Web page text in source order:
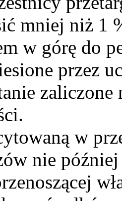
mniej niż 1
w górę do
przez
zaliczone
w
nie